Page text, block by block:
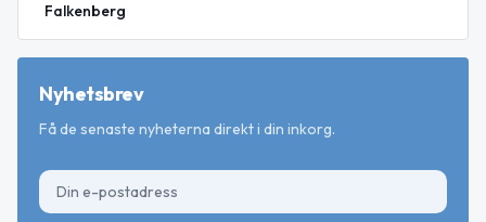
Falkenberg
Nyhetsbrev
Få de senaste nyheterna direkt i din inkorg.